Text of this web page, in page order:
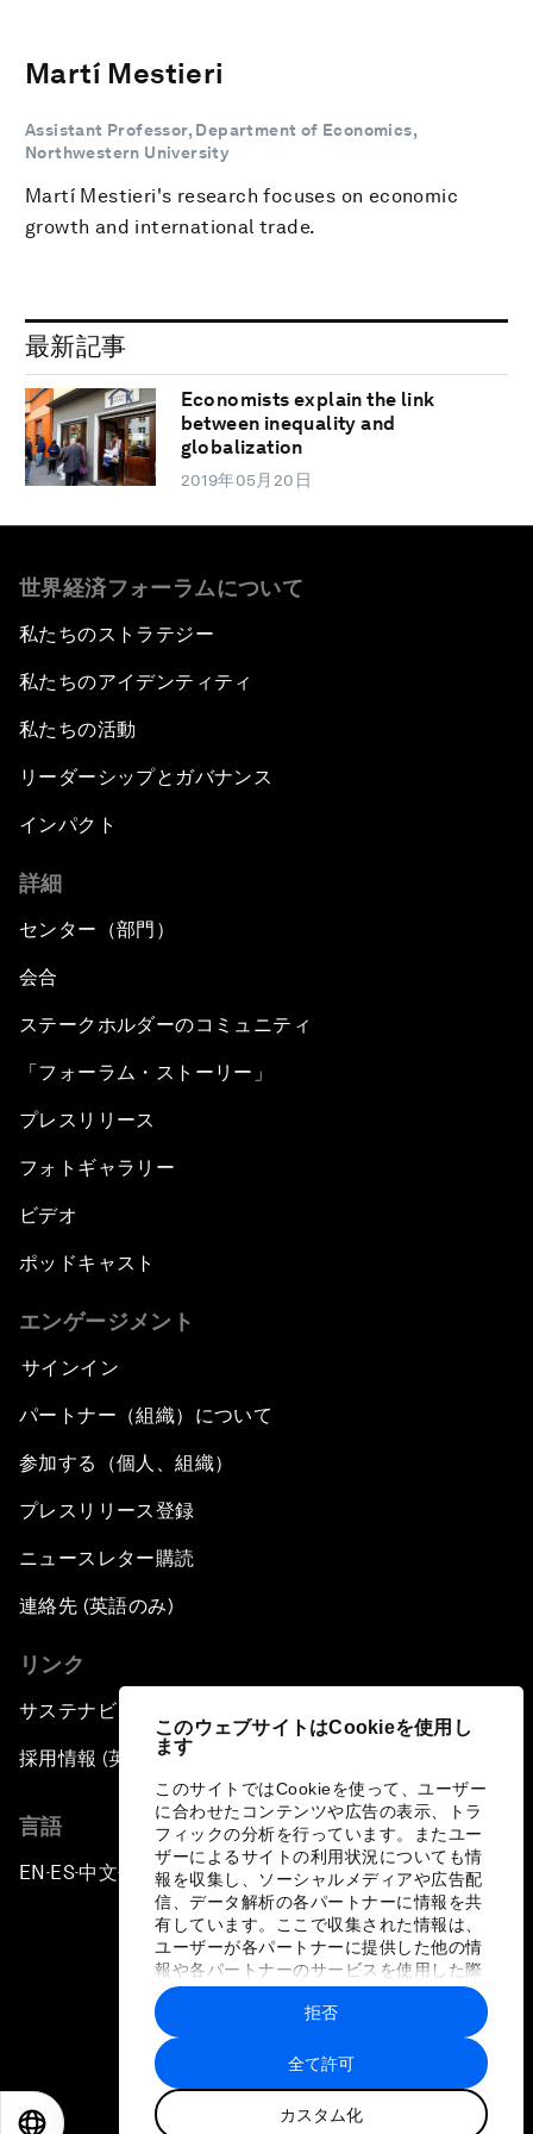
このウェブサイトはCookieを使用し
ます
このサイトではCookieを使って、ユーザー
に合わせたコンテンツや広告の表示、トラ
フィックの分析を行っています。またユー
ザーによるサイトの利用状況についても情
報を収集し、ソーシャルメディアや広告配
信、データ解析の各パートナーに情報を共
有しています。ここで収集された情報は、
ユーザーが各パートナーに提供した他の情
報や各パートナーのサービスを使用した際
に収集された情報と組み合わされ、各パー
トナーによって使用されることがありま
す。
全て許可
カスタム化
拒否
Martí Mestieri
Assistant Professor, Department of Economics,
Northwestern University
Martí Mestieri's research focuses on economic
growth and international trade.
最新記事
Economists explain the link
between inequality and
globalization
2019年05月20日
世界経済フォーラムについて
私たちのストラテジー
私たちのアイデンティティ
私たちの活動
リーダーシップとガバナンス
インパクト
詳細
センター（部門）
会合
ステークホルダーのコミュニティ
「フォーラム・ストーリー」
プレスリリース
フォトギャラリー
ビデオ
ポッドキャスト
エンゲージメント
サインイン
パートナー（組織）について
参加する（個人、組織）
プレスリリース登録
ニュースレター購読
連絡先 (英語のみ)
リンク
サステナビリティへの取り組み
採用情報 (英語のみ)
言語
EN ▪ ES▪中文▪ 日本語
プライバシーポリシーと利用規約
サイトマップ
©
世界経済フォーラム